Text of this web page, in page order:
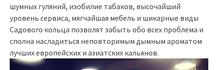
шумных гуляний, изобилие табаков, высочайший
уровень сервиса, мягчайшая мебель и шикарные виды
Садового кольца позволят забыть обо всех проблема и
сполна насладиться неповторимым дымным ароматом
лучших европейских и азиатских кальянов.